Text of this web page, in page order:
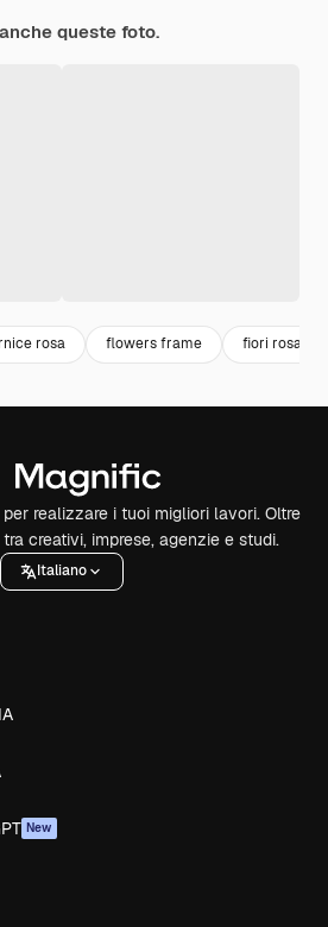
queste foto.
rosa flowers frame fiori rosa
realizzare i tuoi migliori lavori. Oltre
creativi, imprese, agenzie e studi.
Italiano
New